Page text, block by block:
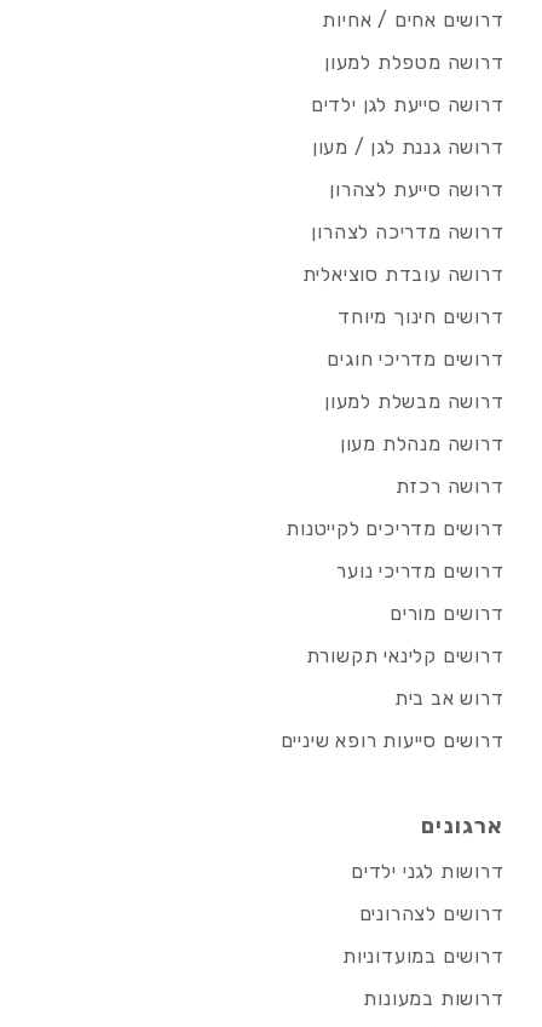
דרושים אחים / אחיות
דרושה מטפלת למעון
דרושה סייעת לגן ילדים
דרושה גננת לגן / מעון
דרושה סייעת לצהרון
דרושה מדריכה לצהרון
דרושה עובדת סוציאלית
דרושים חינוך מיוחד
דרושים מדריכי חוגים
דרושה מבשלת למעון
דרושה מנהלת מעון
דרושה רכזת
דרושים מדריכים לקייטנות
דרושים מדריכי נוער
דרושים מורים
דרושים קלינאי תקשורת
דרוש אב בית
דרושים סייעות רופא שיניים
ארגונים
דרושות לגני ילדים
דרושים לצהרונים
דרושים במועדוניות
דרושות במעונות